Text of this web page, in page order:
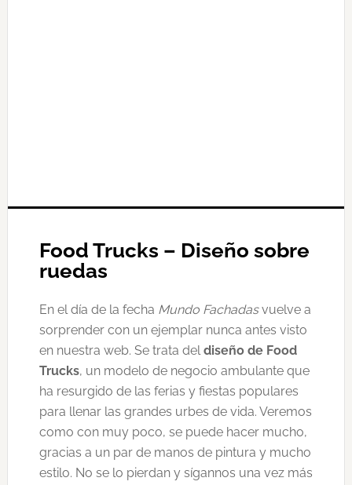
Food Trucks – Diseño sobre
ruedas
En el día de la fecha Mundo Fachadasvuelve a
sorprender con un ejemplar nunca antes visto
en nuestra web. Se trata deldiseño de Food
Trucks, un modelo de negocio ambulante que
ha resurgido de las ferias y fiestas populares
para llenar las grandes urbes de vida. Veremos
como con muy poco, se puede hacer mucho,
gracias a un par de manos de pintura y mucho
estilo. No se lo pierdan y sígannos una vez más